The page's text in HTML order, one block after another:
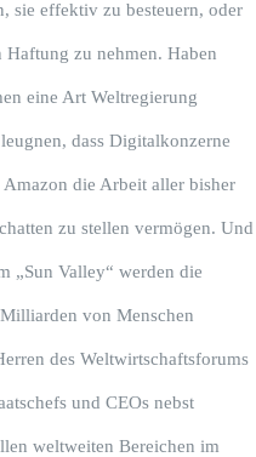
sie effektiv zu besteuern, oder
zu nehmen. Haben
eine Art Weltregierung
dass Digitalkonzerne
die Arbeit aller bisher
zu stellen vermögen. Und
„Sun Valley“ werden die
von Menschen
des Weltwirtschaftsforums
und CEOs nebst
weltweiten Bereichen im